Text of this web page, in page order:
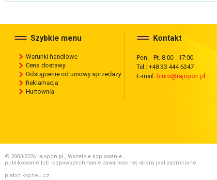
Szybkie menu
Warunki handlowe
Cena dostawy
Odstąpienie od umowy sprzedaży
Reklamacja
Hurtownia
Kontakt
Pon. - Pt. 8:00 - 17:00
Tel.: +48 33 444 6347
E-mail: biuro@rajopon.pl
© 2003-2026 rajopon.pl , Wszelkie kopiowanie ,
publikowanie lub rozpowszechnianie zawartości tej strony jest zabronione.
platon.kkpneu.cz